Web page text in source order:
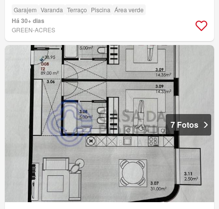
Garajem Varanda Terraço Piscina Área verde
Há 30+ dias
GREEN-ACRES
7 Fotos